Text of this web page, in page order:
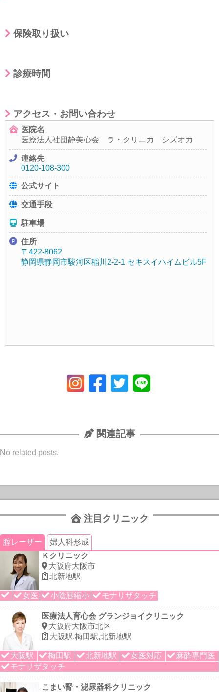
保険取り扱い
診療時間
アクセス・お問い合わせ
医院名
医療法人社団静美心会 ラ・クリニカ シズオカ
連絡先
0120-108-300
公式サイト
交通手段
駐車場
住所
〒422-8062
静岡県静岡市駿河区稲川2-2-1 セキスイハイムビル5F
関連記事
No related posts.
注目クリニック
腟レーザー
婦人科形成
Ｋクリニック
大阪府大阪市
北新地駅
女医 小陰唇縮小 モナリザタッチ
医療法人育心会 グランジョイクリニック
大阪府大阪市北区
大阪駅,梅田駅,北新地駅
大阪駅 梅田駅 北新地駅 女医対応
麻酔専門医
モナリザタッチ
こまい腎・泌尿器科クリニック